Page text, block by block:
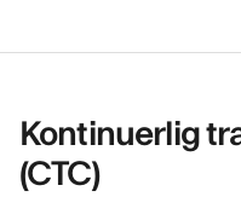
Kontinuerlig
(CTC)